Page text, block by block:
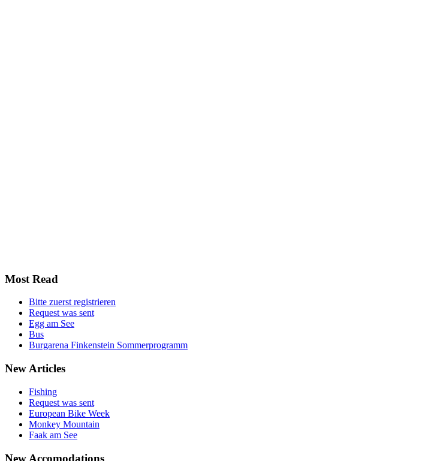
Most Read
Bitte zuerst registrieren
Request was sent
Egg am See
Bus
Burgarena Finkenstein Sommerprogramm
New Articles
Fishing
Request was sent
European Bike Week
Monkey Mountain
Faak am See
New Accomodations